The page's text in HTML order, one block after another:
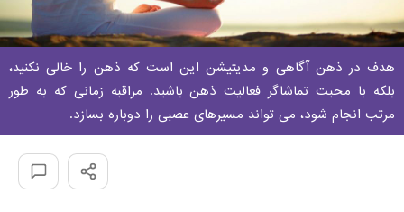
هدف در ذهن آگاهی و مدیتیشن این است که ذهن را خالی نکنید،
بلکه با محبت تماشاگر فعالیت ذهن باشید. مراقبه زمانی که به طور
مرتب انجام شود، می تواند مسیرهای عصبی را دوباره بسازد.